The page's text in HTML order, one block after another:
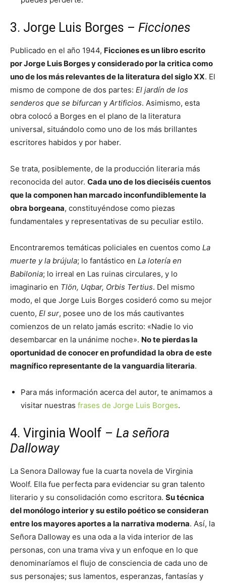
3. Jorge Luis Borges – Ficciones
Publicado en el año 1944, Ficciones es un libro escrito
por Jorge Luis Borges y considerado por la critica como
uno de los más relevantes de la literatura del siglo XX. El
mismo de compone de dos partes: El jardín de los
senderos que se bifurcan y Artificios. Asimismo, esta
obra colocó a Borges en el plano de la literatura
universal, situándolo como uno de los más brillantes
escritores habidos y por haber.
Se trata, posiblemente, de la producción literaria más
reconocida del autor. Cada uno de los dieciséis cuentos
que la componen han marcado inconfundiblemente la
obra borgeana, constituyéndose como piezas
fundamentales y representativas de su peculiar estilo.
Encontraremos temáticas policiales en cuentos como La
muerte y la brújula; lo fantástico en La lotería en
Babilonia; lo irreal en Las ruinas circulares, y lo
imaginario en Tlön, Uqbar, Orbis Tertius. Del mismo
modo, el que Jorge Luis Borges cosideró como su mejor
cuento, El sur, posee uno de los más cautivantes
comienzos de un relato jamás escrito: «Nadie lo vio
desembarcar en la unánime noche». No te pierdas la
oportunidad de conocer en profundidad la obra de este
magnífico representante de la vanguardia literaria.
Para más información acerca del autor, te animamos a
visitar nuestras frases de Jorge Luis Borges.
4. Virginia Woolf – La señora
Dalloway
La Senora Dalloway fue la cuarta novela de Virginia
Woolf. Ella fue perfecta para evidenciar su gran talento
literario y su consolidación como escritora. Su técnica
del monólogo interior y su estilo poético se consideran
entre los mayores aportes a la narrativa moderna. Así, la
Señora Dalloway es una oda a la vida interior de las
personas, con una trama viva y un enfoque en lo que
denominaríamos el flujo de consciencia de cada uno de
sus personajes; sus lamentos, esperanzas, fantasías y